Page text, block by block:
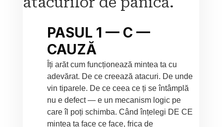
PASUL 1 — C —
CAUZĂ
Îți arăt cum funcționează mintea ta cu
adevărat. De ce creează atacuri. De unde
vin tiparele. De ce ceea ce ți se întâmplă
nu e defect — e un mecanism logic pe
care îl poți schimba. Când înțelegi DE CE
mintea ta face ce face, frica de